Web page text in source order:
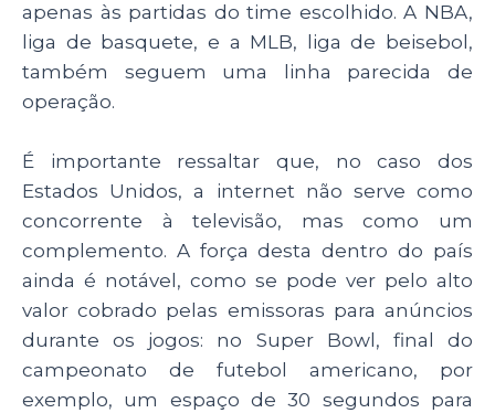
apenas às partidas do time escolhido. A NBA,
liga de basquete, e a MLB, liga de beisebol,
também seguem uma linha parecida de
operação.
É importante ressaltar que, no caso dos
Estados Unidos, a internet não serve como
concorrente à televisão, mas como um
complemento. A força desta dentro do país
ainda é notável, como se pode ver pelo alto
valor cobrado pelas emissoras para anúncios
durante os jogos: no Super Bowl, final do
campeonato de futebol americano, por
exemplo, um espaço de 30 segundos para